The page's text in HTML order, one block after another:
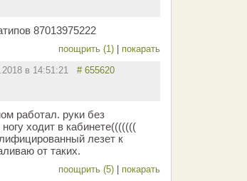
87013975222
поощрить (1) покарать
в 14:51:21 # 655620
работал. руки без
ходит в кабинете(((((((
лезет к
от таких.
поощрить (5) покарать